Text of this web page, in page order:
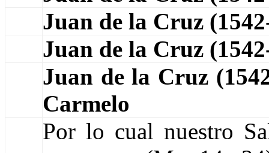
Juan de la Cruz
Juan de la Cruz
Juan de la Cruz
Carmelo
Por lo cual nuestro